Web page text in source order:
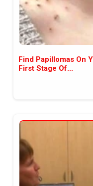
Find Papillomas On
First Stage Of...